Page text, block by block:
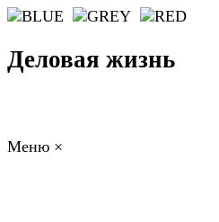
Деловая жизнь
Меню ×